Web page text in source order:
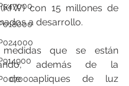
con 15 millones de
a desarrollo.
que se están
además de la
de apliques de luz